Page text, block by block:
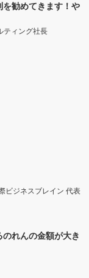
勧めてきます！や
ティング社長
ジネスブレイン 代表
れんの金額が大き